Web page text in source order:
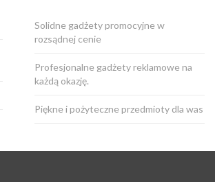
Solidne gadżety promocyjne w
rozsądnej cenie
Profesjonalne gadżety reklamowe na
każdą okazję.
Piękne i pożyteczne przedmioty dla was